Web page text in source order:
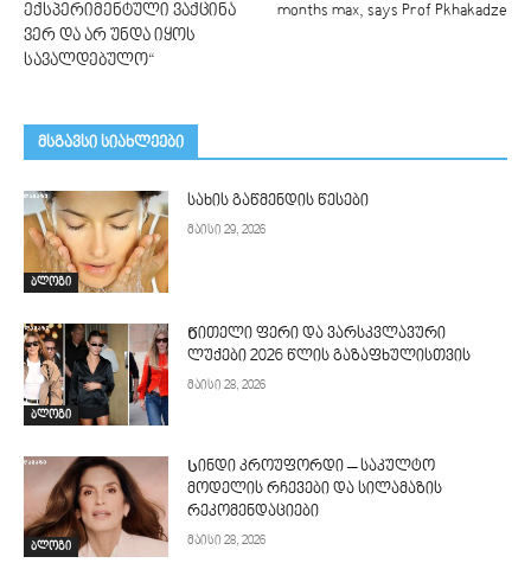
ექსპერიმენტული ვაქცინა
ვერ და არ უნდა იყოს
სავალდებულო“
months max, says Prof Pkhakadze
მსგავსი სიახლეები
ბლოგი
სახის გაწმენდის წესები
მაისი 29, 2026
ბლოგი
Წითელი ფერი და ვარსკვლავური
ლუქები 2026 წლის გაზაფხულისთვის
მაისი 28, 2026
ბლოგი
Სინდი კროუფორდი – საკულტო
მოდელის რჩევები და სილამაზის
რეკომენდაციები
მაისი 28, 2026